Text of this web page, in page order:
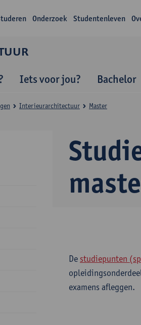
Onderzoek Studentenleven
Iets voor jou? Bachelor
Interieurarchitectuur Master
De studiepunten
examens afleggen.